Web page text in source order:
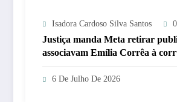
Isadora Cardoso Silva Santos 0
Justiça manda Meta retirar
associavam Emília Corrêa à
identificar responsáveis
6 De Julho De 2026